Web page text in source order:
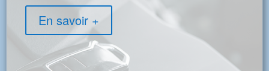
En savoir +